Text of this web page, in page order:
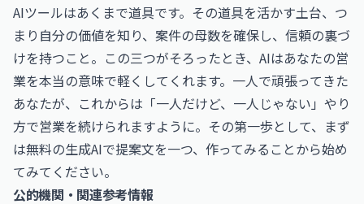
AIツールはあくまで道具です。その道具を活かす土台、つ
まり自分の価値を知り、案件の母数を確保し、信頼の裏づ
けを持つこと。この三つがそろったとき、AIはあなたの営
業を本当の意味で軽くしてくれます。一人で頑張ってきた
あなたが、これからは「一人だけど、一人じゃない」やり
方で営業を続けられますように。その第一歩として、まず
は無料の生成AIで提案文を一つ、作ってみることから始め
てみてください。
公的機関・関連参考情報